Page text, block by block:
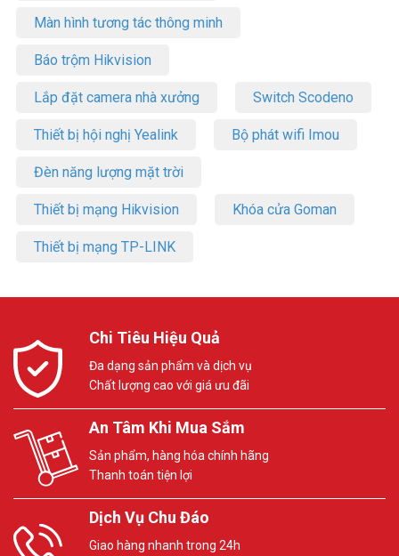
Màn hình tương tác thông minh
Báo trộm Hikvision
Lắp đặt camera nhà xưởng Switch Scodeno
Thiết bị hội nghị Yealink Bộ phát wifi Imou
Đèn năng lượng mặt trời
Thiết bị mạng Hikvision Khóa cửa Goman
Thiết bị mạng TP-LINK
Chi Tiêu Hiệu Quả
Đa dạng sản phẩm và dịch vụ
Chất lượng cao với giá ưu đãi
An Tâm Khi Mua Sắm
Sản phẩm, hàng hóa chính hãng
Thanh toán tiện lợi
Dịch Vụ Chu Đáo
Giao hàng nhanh trong 24h